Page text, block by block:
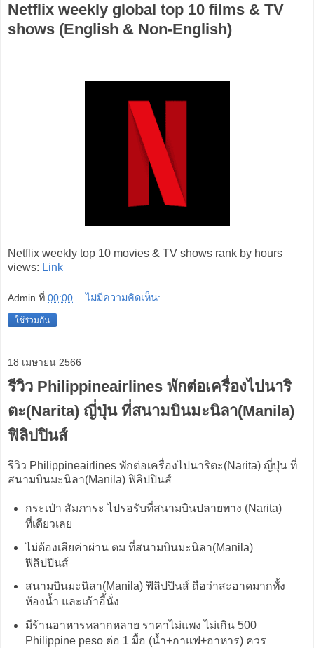
Netflix weekly global top 10 films & TV
shows (English & Non-English)
Netflix weekly top 10 movies & TV shows rank by hours
views: Link
Admin ที่ 00:00 ไม่มีความคิดเห็น:
ใช้ร่วมกัน
18 เมษายน 2566
รีวิว Philippineairlines พักต่อเครื่องไปนาริ
ตะ(Narita) ญี่ปุ่น ที่สนามบินมะนิลา(Manila)
ฟิลิปปินส์
รีวิว Philippineairlines พักต่อเครื่องไปนาริตะ(Narita) ญี่ปุ่น ที่
สนามบินมะนิลา(Manila) ฟิลิปปินส์
กระเป๋า สัมภาระ ไปรอรับที่สนามบินปลายทาง (Narita)
ที่เดียวเลย
ไม่ต้องเสียค่าผ่าน ตม ที่สนามบินมะนิลา(Manila)
ฟิลิปปินส์
สนามบินมะนิลา(Manila) ฟิลิปปินส์ ถือว่าสะอาดมากทั้ง
ห้องน้ำ และเก้าอี้นั่ง
มีร้านอาหารหลากหลาย ราคาไม่แพง ไม่เกิน 500
Philippine peso ต่อ 1 มื้อ (น้ำ+กาแฟ+อาหาร) ควร